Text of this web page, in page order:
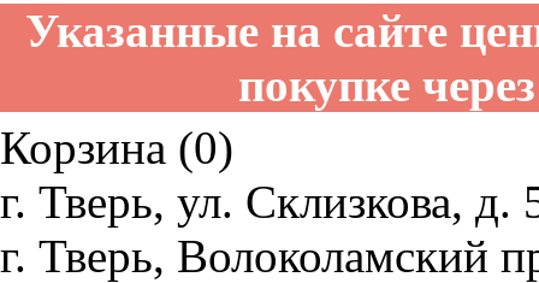
Указанные на сайте
покупке
Корзина (0)
г. Тверь, ул. Склизкова, д.
г. Тверь, Волоколамский